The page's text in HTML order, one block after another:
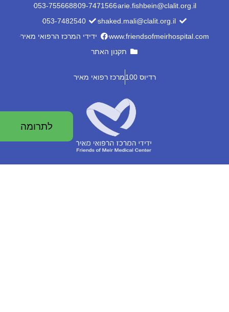
לתרומה
arie.fishbein@clalit.org.il
09-7471566
053-7556688
shaked.mali@clalit.org.il
053-7482540
www.friendsofmeirhospital.com
ידידי המרכז הרפואי מאיר
תקנון האתר
רדיוס 100 מרכז רפואי מאיר